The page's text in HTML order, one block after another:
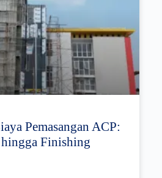
Pemasangan ACP:
Finishing